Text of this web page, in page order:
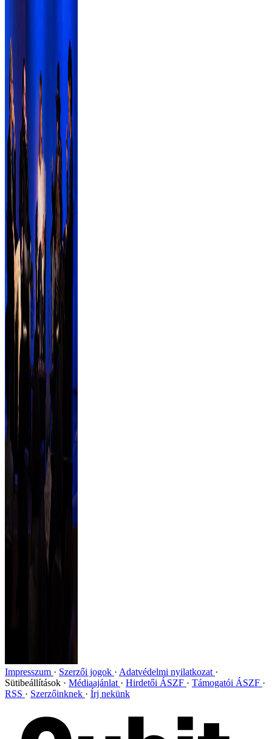
Impresszum Szerzői jogok
Adatvédelmi nyilatkozat
Sütibeállítások
Médiaajánlat Hirdetői ÁSZF
Támogatói ÁSZF
RSS
Szerzőinknek Írj nekünk